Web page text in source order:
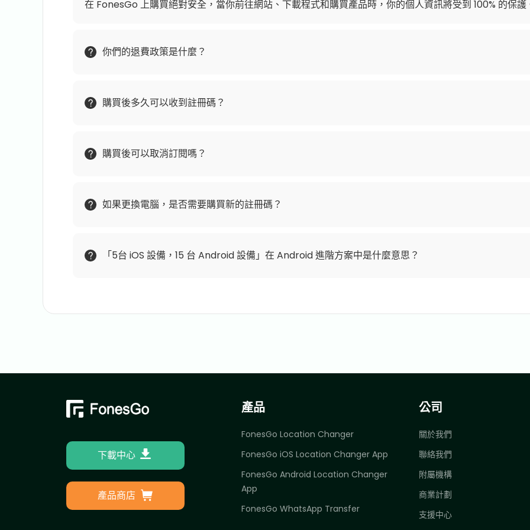
在 FonesGo 上購買絕對安全，當你前往網站、下載程式和購買產品時，你的個人資訊將受到 100% 的保護
你們的退費政策是什麼？
購買後多久可以收到註冊碼？
購買後可以取消訂閱嗎？
如果更換電腦，是否需要購買新的註冊碼？
「5台 iOS 設備，15 台 Android 設備」在 Android 進階方案中是什麼意思？
下載中心
產品商店
產品
FonesGo Location Changer
FonesGo iOS Location Changer App
FonesGo Android Location Changer
App
FonesGo WhatsApp Transfer
公司
關於我們
聯絡我們
附屬機構
商業計劃
支援中心